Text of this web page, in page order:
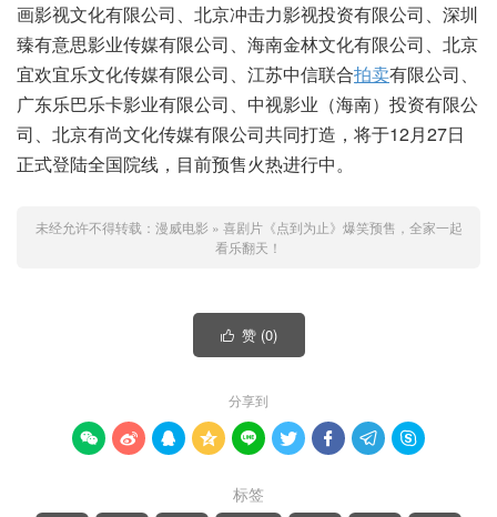
画影视文化有限公司、北京冲击力影视投资有限公司、深圳
臻有意思影业传媒有限公司、海南金林文化有限公司、北京
宜欢宜乐文化传媒有限公司、江苏中信联合拍卖有限公司、
广东乐巴乐卡影业有限公司、中视影业（海南）投资有限公
司、北京有尚文化传媒有限公司共同打造，将于12月27日
正式登陆全国院线，目前预售火热进行中。
未经允许不得转载： 漫威电影 » 喜剧片《点到为止》爆笑预售，全家一起
看乐翻天！
 赞 (0)
分享到
        
标签